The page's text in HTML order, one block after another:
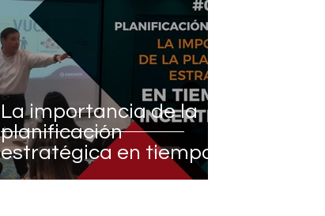
Bases de Datos Comentarios de Libros
La importancia de la
planificación
estratégica en tiempos
de incertidumbre